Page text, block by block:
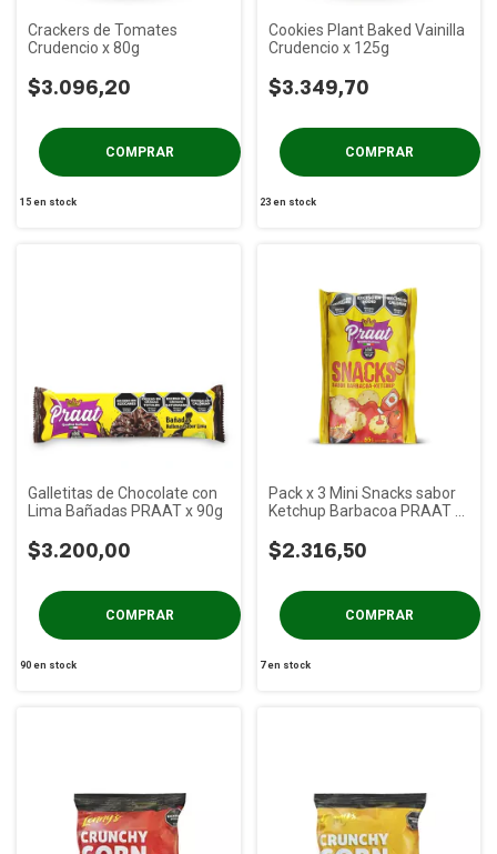
Crackers de Tomates
Crudencio x 80g
$3.096,20
15en stock
Cookies Plant Baked Vainilla
Crudencio x 125g
$3.349,70
23 en stock
Galletitas de Chocolate con
Lima Bañadas PRAAT x 90g
$3.200,00
90en stock
Pack x 3 Mini Snacks sabor
Ketchup Barbacoa PRAAT x
$2.316,50
7en stock